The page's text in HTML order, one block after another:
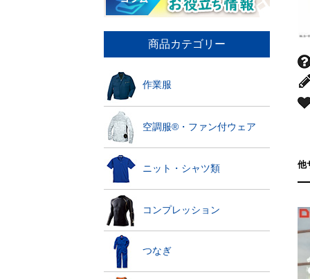
商品カテゴリー
作業服
空調服®・ファン付ウェア
ニット・シャツ類
コンプレッション
つなぎ
他